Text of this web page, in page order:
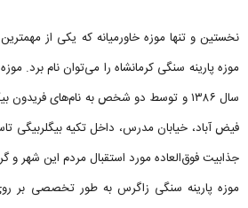
نخستین و تنها موزه خاورمیانه که یکی از
موزه پارینه سنگی کرمانشاه را می‌توان نام برد.
سال ۱۳۸۶ و توسط دو شخص به نام‌های
فیض آباد، خیابان مدرس، داخل تکیه بیگلربیگی
جذابیت فوق‌العاده مورد استقبال مردم این شهر و
موزه پارینه سنگی زاگرس به طور تخصصی بر